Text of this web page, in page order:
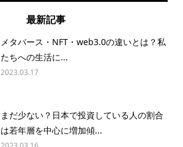
最新記事
メタバース・NFT・web3.0の違いとは？私
たちへの生活に...
2023.03.17
まだ少ない？日本で投資している人の割合
は若年層を中心に増加傾...